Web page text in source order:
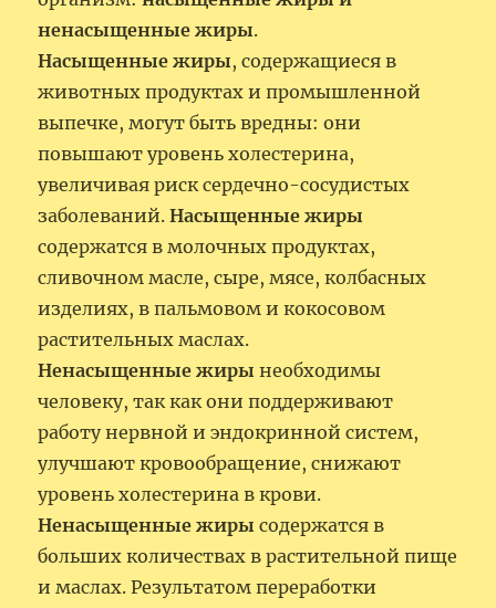
ненасыщенные жиры.
Насыщенные жиры, содержащиеся в
животных продуктах и промышленной
выпечке, могут быть вредны: они
повышают уровень холестерина,
увеличивая риск сердечно-сосудистых
заболеваний.Насыщенные жиры
содержатся в молочных продуктах,
сливочном масле, сыре, мясе, колбасных
изделиях, в пальмовом и кокосовом
растительных маслах.
Ненасыщенные жиры необходимы
человеку, так как они поддерживают
работу нервной и эндокринной систем,
улучшают кровообращение, снижают
уровень холестерина в крови.
Ненасыщенные жиры содержатся в
больших количествах в растительной пище
и маслах. Результатом переработки